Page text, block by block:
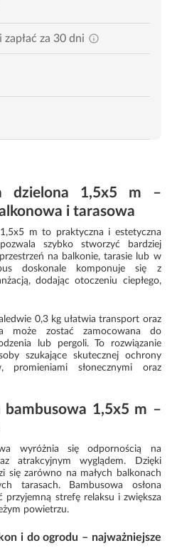
zapłać za 30 dni
dzielona 1,5x5 m –
i tarasowa
m to praktyczna i estetyczna
szybko stworzyć bardziej
na balkonie, tarasie lub w
doskonale komponuje się z
dodając otoczeniu ciepłego,
0,3 kg ułatwia transport oraz
może zostać zamocowana do
lub pergoli. To rozwiązanie
szukające skutecznej ochrony
promieniami słonecznymi oraz
bambusowa 1,5x5 m –
wyróżnia się odpornością na
atrakcyjnym wyglądem. Dzięki
się zarówno na małych balkonach
tarasach. Bambusowa osłona
przyjemną strefę relaksu i zwiększa
powietrzu.
i do ogrodu – najważniejsze